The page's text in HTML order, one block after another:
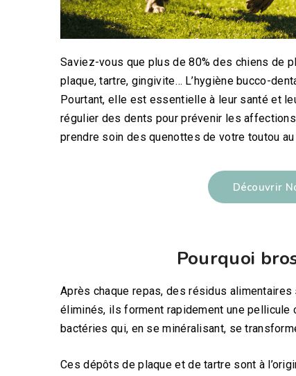
Saviez-vous que plus de 80% des chiens de
plaque, tartre, gingivite… L’hygiène bucco-
Pourtant, elle est essentielle à leur santé et
régulier des dents pour prévenir les
prendre soin des quenottes de votre toutou
Découvrir
Pourquoi
Après chaque repas, des résidus
éliminés, ils forment rapidement une pellicule
bactéries qui, en se minéralisant, se
Ces dépôts de plaque et de tartre sont à